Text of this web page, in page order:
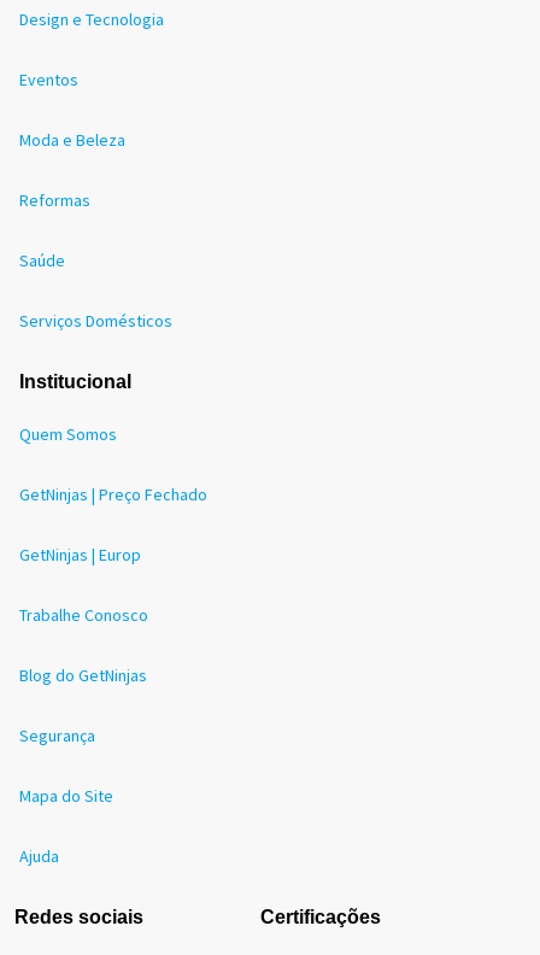
Design e Tecnologia
Eventos
Moda e Beleza
Reformas
Saúde
Serviços Domésticos
Institucional
Quem Somos
GetNinjas | Preço Fechado
GetNinjas | Europ
Trabalhe Conosco
Blog do GetNinjas
Segurança
Mapa do Site
Ajuda
Redes sociais Certificações